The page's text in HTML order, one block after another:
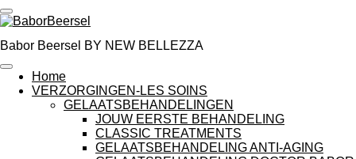
Ga
direct
naar
hoofdinhoud
Babor Beersel BY NEW BELLEZZA
Home
VERZORGINGEN-LES SOINS
GELAATSBEHANDELINGEN
JOUW EERSTE BEHANDELING
CLASSIC TREATMENTS
GELAATSBEHANDELING ANTI-AGING